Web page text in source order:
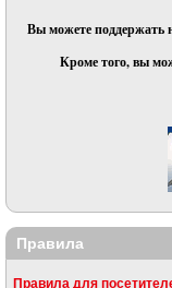
Вы можете поддержать
Кроме того, вы
Правила
Правила для